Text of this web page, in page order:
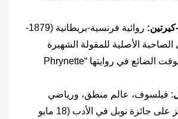
كيرتين:
روائية فرنسية-بريطانية (1879-
الصاحبة الأصلية للمقولة الشهيرة
المرتبطة بالوقت الضائع في روايتها “Phrynette
: فيلسوف، عالم منطق، ورياضي
بريطاني حائز على جائزة نوبل في الأدب (18 مايو